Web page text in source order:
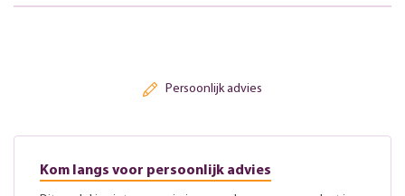
Persoonlijk advies
Kom langs voor persoonlijk advies